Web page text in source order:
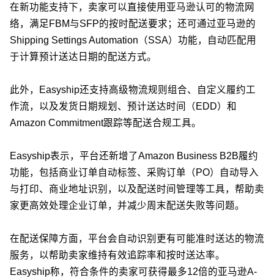
在新功能支持下，卖家可以直接使用亚马逊认可的物流网
络，满足FBM与SFP的按时配送要求；还可通过亚马逊的
Shipping Settings Automation（SSA）功能，自动匹配用
于计算预计送达日期的配送方式。
此外，Easyship还支持高级物流规则组合、自定义履约工
作流，以及发货日期规划、预计送达时间（EDD）和
Amazon Commitment跟踪等配送合规工具。
Easyship表示，平台还新增了Amazon Business B2B履约
功能，包括商业订单自动标签、采购订单（PO）自动导入
与打印、商业地址识别，以及配送时间管理等工具，帮助卖
家更高效处理企业订单，并减少周末配送失败等问题。
在配送保障方面，平台会自动识别更有可能准时送达的物流
服务，以帮助卖家维持有效追踪率和按时送达率。
Easyship称，符合条件的卖家可获得最多12倍的亚马逊A-